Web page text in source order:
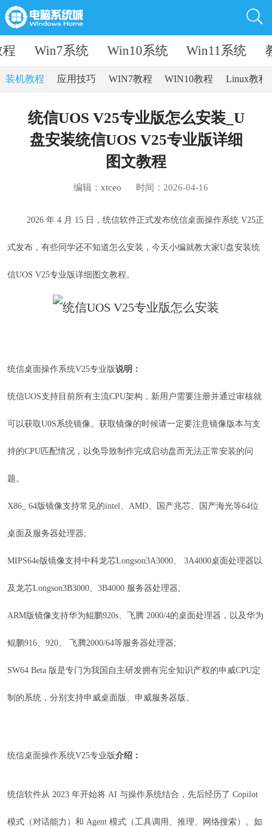
Win7系统 Win10系统 Win11系统
装机教程 应用技巧 WIN7教程 WIN10教程 Linux教程
统信UOS V25专业版怎么安装_U
盘安装统信UOS V25专业版详细
图文教程
编辑：xtceo 时间：2026-04-16
2026 年 4 月 15 日，统信软件正式发布统信桌面操作系统 V25正
式发布，有些同学还不知道怎么安装，今天小编就教大家U盘安装统
信UOS V25专业版详细图文教程。
统信桌面操作系统V25专业版说明：
统信UOS支持目前所有主流CPU架构，新用户需要注册并通过审核就
可以获取U0S系统镜像。获取镜像的时候请一定要注意镜像版本与支
持的CPU匹配情况，以免导致制作完成启动盘而无法正常安装的问
题。
X86_ 64版镜像支持常见的intel、AMD、国产兆芯、国产海光等64位
桌面及服务器处理器;
MIPS64e版镜像支持中科龙芯Longson3A3000、 3A4000桌面处理器以
及龙芯Longson3B3000、3B4000 服务器处理器;
ARM版镜像支持华为鲲鹏920s、飞腾 2000/4的桌面处理器，以及华为
鲲鹏916、920、 飞腾2000/64等服务器处理器;
SW64 Beta 版是专门为我国自主研发拥有完全知识产权的申威CPU定
制的系统，分别支持申威桌面版、申威服务器版。
统信桌面操作系统V25专业版介绍：
统信软件从 2023 年开始将 AI 与操作系统结合，先后经历了 Copilot
模式（对话能力）和 Agent 模式（工具调用、推理、网络搜索）。如